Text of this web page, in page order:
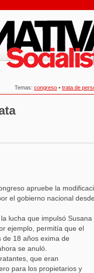
Temas: congreso • trata de
apruebe la
el gobierno nacional
lucha que impulsó Susana
ejemplo, permitía que el
de 18 años exima de
se anuló.
que eran
para los propietarios y